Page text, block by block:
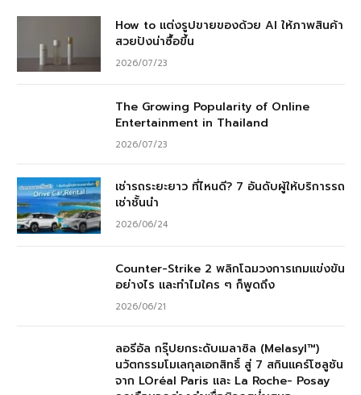
How to แต่งรูปขายของด้วย AI ให้ภาพสินค้า
สวยปังน่าซื้อขึ้น
2026/07/23
The Growing Popularity of Online
Entertainment in Thailand
2026/07/23
เช่ารถระยะยาว ที่ไหนดี? 7 อันดับผู้ให้บริการรถ
เช่าชั้นนำ
2026/06/24
Counter-Strike 2 พลิกโฉมวงการเกมแข่งขัน
อย่างไร และทำไมใคร ๆ ก็พูดถึง
2026/06/21
ลอรีอัล กรุ๊ปยกระดับเมลาซิล (Melasyl™)
นวัตกรรมโมเลกุลเอกสิทธิ์ สู่ 7 สกินแคร์โซลูชัน
จาก LOréal Paris และ La Roche- Posay